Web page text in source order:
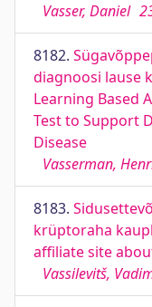
Vasser, Daniel
8182.
diagnoosi lause
Learning Based
Test to Support
Disease
Vasserman,
8183.
krüptoraha
affiliate site
Vassilevitš,